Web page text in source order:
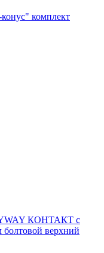
комплект
КОНТАКТ с
болтовой верхний